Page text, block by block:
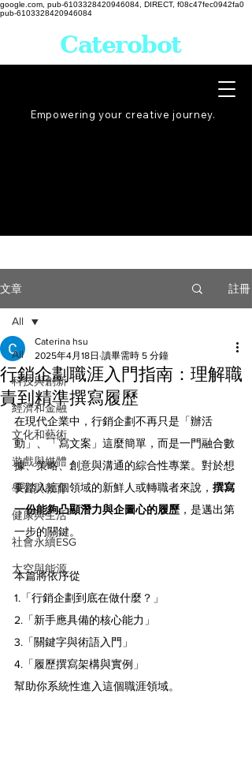
google.com, pub-6103328420946084, DIRECT, f08c47fec0942fa0
pub-6103328420946084
Empowering your creative journey.
Caterobot
文章 註冊
All
科技與創新
經濟和金融
文化和藝術
遊戲與媒體
學習與教育
健康與生活
社會永續ESG
太空與能源
All
行銷企劃職涯入門指南：理解職
責到精準撰寫履歷
Caterina hsu
2025年4月18日 讀畢需時 5 分鐘
在現代企業中，行銷企劃不再只是「辦活
動」、「寫文案」這麼簡單，而是一門融合數
據、策略、創意與溝通的綜合性專業。對於想
要踏入這個領域的新鮮人或轉職者來說， 撰寫
一份能夠凸顯潛力與企圖心的履歷 ，是邁出第
一步的關鍵。
本篇將依序從
1.「行銷企劃到底在做什麼？」
2.「新手應具備的核心能力」
3.「關鍵字與術語入門」
4.「履歷撰寫架構與實例」
幫助你系統性進入這個職涯領域。